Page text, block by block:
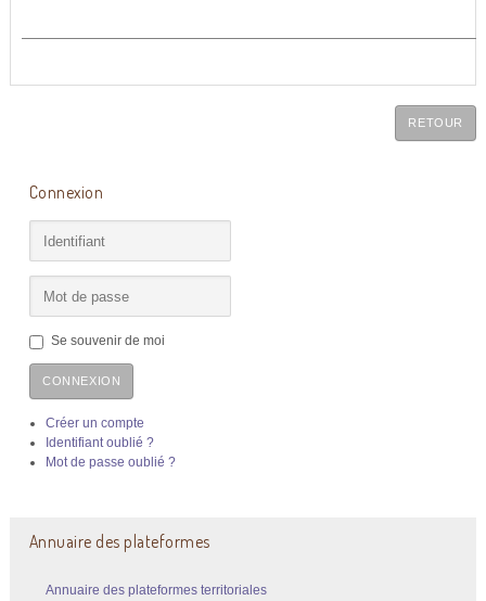
RETOUR
Connexion
Se souvenir de moi
CONNEXION
Créer un compte
Identifiant oublié ?
Mot de passe oublié ?
Annuaire des plateformes
Annuaire des plateformes territoriales